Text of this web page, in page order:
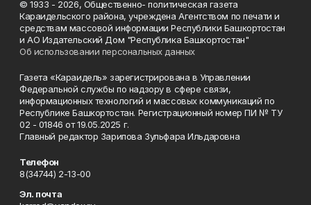
© 1933 - 2026, Общественно- политическая газета
Караидельского района, учреждена Агентством по печати и
средствам массовой информации Республики Башкортостан
и АО Издательский Дом "Республика Башкортостан"
Об использовании персональных данных
Газета «Караидель» зарегистрирована в Управлении
Федеральной службы по надзору в сфере связи,
информационных технологий и массовых коммуникаций по
Республике Башкортостан. Регистрационный номер ПИ № ТУ
02 - 01846 от 19.05.2025 г.
Главный редактор Зарипова Зульфара Ильдаровна
Телефон
8(34744) 2-13-00
Эл. почта